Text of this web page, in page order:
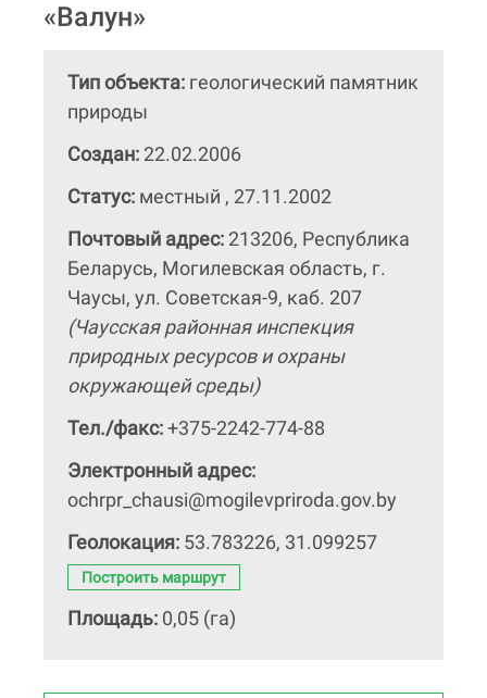
«Валун»
Тип объекта: геологический памятник
природы
Создан: 22.02.2006
Статус: местный , 27.11.2002
Почтовый адрес: 213206, Республика
Беларусь, Могилевская область, г.
Чаусы, ул. Советская-9, каб. 207
(Чаусская районная инспекция
природных ресурсов и охраны
окружающей среды)
Тел./факс:+375-2242-774-88
Электронный адрес:
ochrpr_chausi@mogilevpriroda.gov.by
Геолокация: 53.783226, 31.099257
Построить маршрут
Площадь: 0,05 (га)